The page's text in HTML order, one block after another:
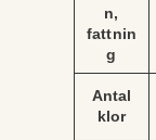
n,
fattnin
g
Antal
klor